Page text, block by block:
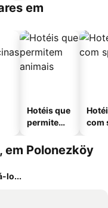
em
Hotéis que
permitem
com
em Polonezköy
lo...